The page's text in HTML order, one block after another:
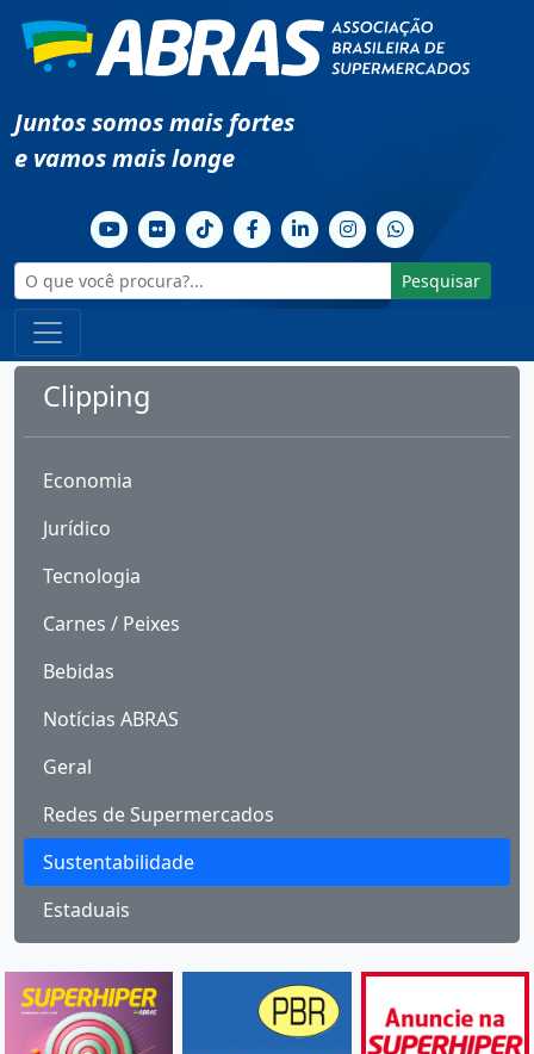
Juntos somos mais fortes
e vamos mais longe
Pesquisar
Clipping
Economia
Jurídico
Tecnologia
Carnes / Peixes
Bebidas
Notícias ABRAS
Geral
Redes de Supermercados
Sustentabilidade
Estaduais